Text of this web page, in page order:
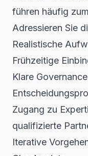
führen häufig
Adressieren Sie
Realistische
Frühzeitige
Klare
Zugang zu
qualifizierte
Iterative